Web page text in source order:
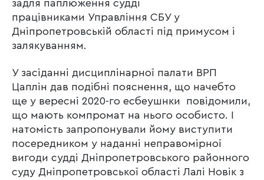
задля паплюження судді
працівниками Управління СБУ у
Дніпропетровській області під примусом і
залякуванням.
У засіданні дисциплінарної палати ВРП
Цаплін дав подібні пояснення, що начебто
ще у вересні 2020-го есбеушнки повідомили,
що мають компромат на нього особисто. І
натомість запропонували йому виступити
посередником у наданні неправомірної
вигоди судді Дніпропетровського районного
суду Дніпропетровської області Лалі Новік з